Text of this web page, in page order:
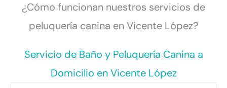
¿Cómo funcionan nuestros servicios de
peluquería canina en Vicente López?
Servicio de Baño y Peluquería Canina a
Domicilio en Vicente López